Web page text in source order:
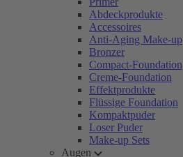
Abdeckprodukte
Accessoires
Anti-Aging Make-up
Bronzer
Compact-Foundation
Creme-Foundation
Effektprodukte
Flüssige Foundation
Kompaktpuder
Loser Puder
Make-up Sets
Augen